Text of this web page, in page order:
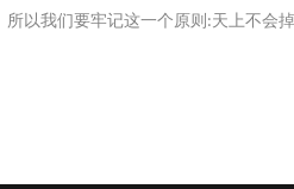
所以我们要牢记这一个原则 :天上不会